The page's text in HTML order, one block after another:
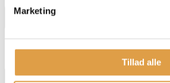
Marketing
Tillad alle